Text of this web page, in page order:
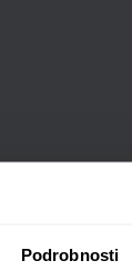
Podrobnosti